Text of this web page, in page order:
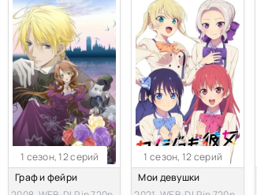
1 сезон, 12 серий
Граф и фейри
1 сезон, 12 серий
Мои девушки